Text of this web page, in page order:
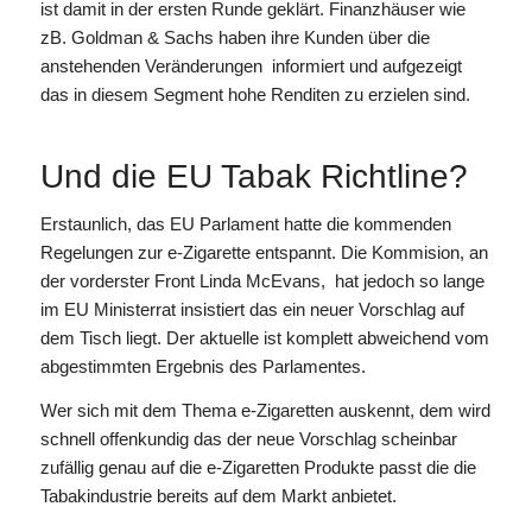
ist damit in der ersten Runde geklärt. Finanzhäuser wie
zB. Goldman & Sachs haben ihre Kunden über die
anstehenden Veränderungen informiert und aufgezeigt
das in diesem Segment hohe Renditen zu erzielen sind.
Und die EU Tabak Richtline?
Erstaunlich, das EU Parlament hatte die kommenden
Regelungen zur e-Zigarette entspannt. Die Kommision, an
der vorderster Front Linda McEvans, hat jedoch so lange
im EU Ministerrat insistiert das ein neuer Vorschlag auf
dem Tisch liegt. Der aktuelle ist komplett abweichend vom
abgestimmten Ergebnis des Parlamentes.
Wer sich mit dem Thema e-Zigaretten auskennt, dem wird
schnell offenkundig das der neue Vorschlag scheinbar
zufällig genau auf die e-Zigaretten Produkte passt die die
Tabakindustrie bereits auf dem Markt anbietet.